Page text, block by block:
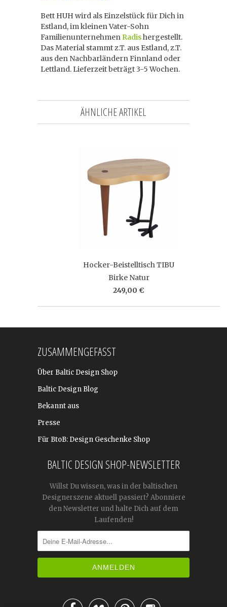
Bett HUH wird als Einzelstück für Dich in
Estland, im kleinen Vater-Sohn
FamilienunternehmenRadishergestellt.
Das Material stammt z.T. aus Estland, z.T.
aus den Nachbarländern Finnland oder
Lettland. Lieferzeit beträgt 3-5 Wochen.
ÄHNLICHE ARTIKEL
Hocker-Beistelltisch TIBU
Birke Natur
249,00 €
ZUSAMMENGEFASST
Über Baltic Design Shop
Baltic Design Blog
Bekannt aus
Presse
Für BtoB: Design Geschenke Shop
BALTIC DESIGN SHOP-NEWSLETTER
Willst Du wissen, was in der baltischen
Designerszene aktuell passiert? Abonniere
den Newsletter und halte Dich auf dem
Laufenden!